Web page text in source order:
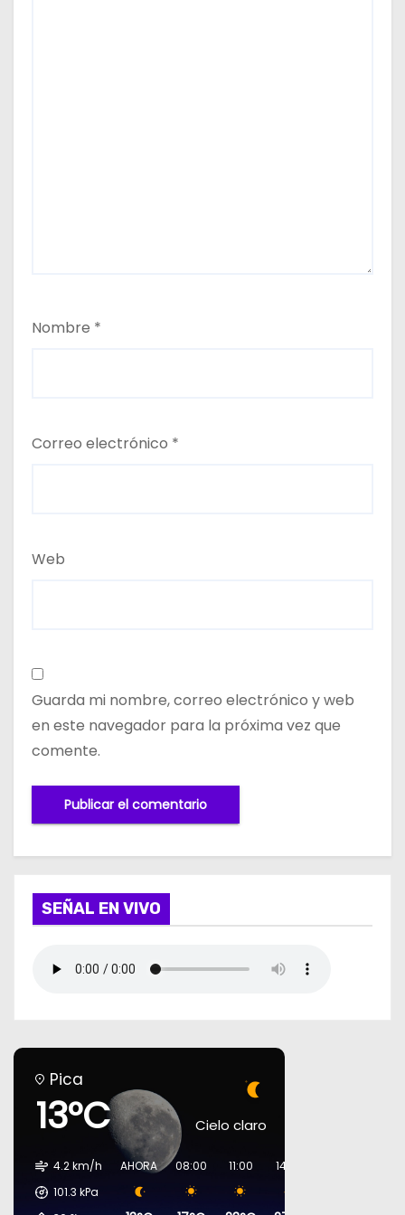
Nombre *
Correo electrónico *
Web
Guarda mi nombre, correo electrónico y web
en este navegador para la próxima vez que
comente.
SEÑAL EN VIVO
Pica
13°C Cielo claro
4.2 km/h
101.3 kPa
AHORA 08:00 11:00 14:00